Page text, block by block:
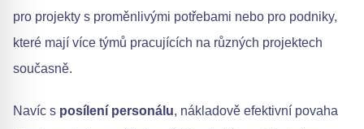
pro projekty s proměnlivými potřebami nebo pro podniky,
které mají více týmů pracujících na různých projektech
současně.
Navíc s posílení personálu, nákladově efektivní povaha